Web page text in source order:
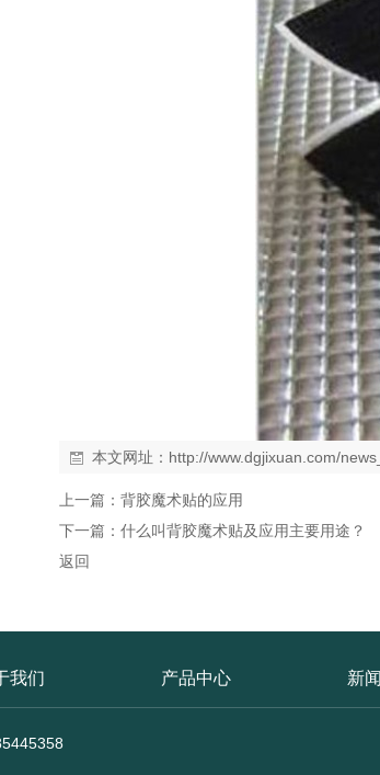
本文网址： http://www.dgjixuan.com/
上一篇： 背胶魔术贴的应用
下一篇： 什么叫背胶魔术贴及应用主要用途？
返回
我们 产品中心 新